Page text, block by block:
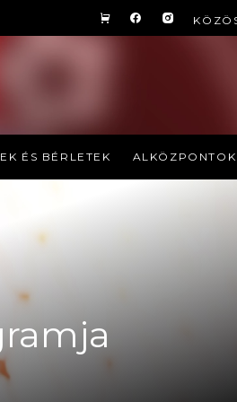
ÉS BÉRLETEK ALKÖZPONTOK